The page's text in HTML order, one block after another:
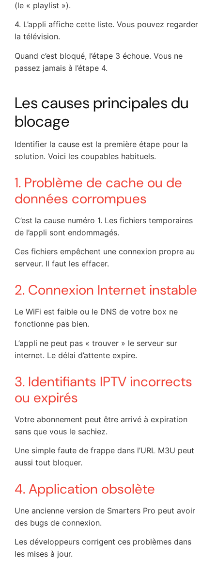
(le « playlist »).
4. L’appli affiche cette liste. Vous pouvez regarder
la télévision.
Quand c’est bloqué, l’étape 3 échoue. Vous ne
passez jamais à l’étape 4.
Les causes principales du
blocage
Identifier la cause est la première étape pour la
solution. Voici les coupables habituels.
1. Problème de cache ou de
données corrompues
C’est la cause numéro 1. Les fichiers temporaires
de l’appli sont endommagés.
Ces fichiers empêchent une connexion propre au
serveur. Il faut les effacer.
2. Connexion Internet instable
Le WiFi est faible ou le DNS de votre box ne
fonctionne pas bien.
L’appli ne peut pas « trouver » le serveur sur
internet. Le délai d’attente expire.
3. Identifiants IPTV incorrects
ou expirés
Votre abonnement peut être arrivé à expiration
sans que vous le sachiez.
Une simple faute de frappe dans l’URL M3U peut
aussi tout bloquer.
4. Application obsolète
Une ancienne version de Smarters Pro peut avoir
des bugs de connexion.
Les développeurs corrigent ces problèmes dans
les mises à jour.